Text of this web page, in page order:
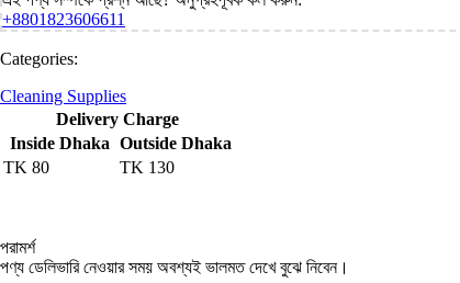
+8801823606611
Categories:
Cleaning Supplies
Delivery Charge
Inside Dhaka Outside Dhaka
TK 80 TK 130
পরামর্শ
পণ্য ডেলিভারি নেওয়ার সময় অবশ্যই ভালমত দেখে বুঝে নিবেন।